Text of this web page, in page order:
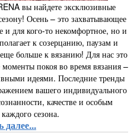
вы найдете эксклюзивные
Осень – это захватывающее
и для кого-то некомфортное, но и
к созерцанию, паузам и
больше к вязанию! Для нас это
покоя во время вязания –
идеями. Последние тренды
вашего индивидуального
качестве и особым
сезона.
далее...